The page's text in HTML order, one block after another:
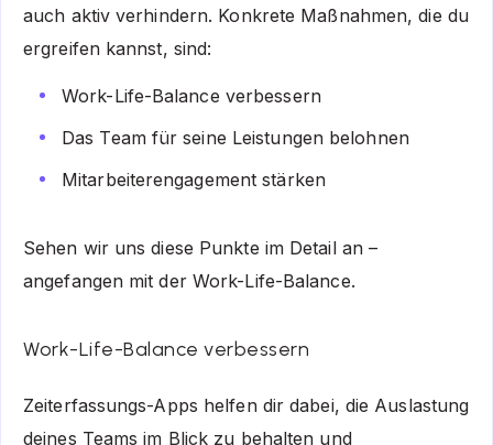
auch aktiv verhindern. Konkrete Maßnahmen, die du
ergreifen kannst, sind:
Work-Life-Balance verbessern
Das Team für seine Leistungen belohnen
Mitarbeiterengagement stärken
Sehen wir uns diese Punkte im Detail an –
angefangen mit der Work-Life-Balance.
Work-Life-Balance verbessern
Zeiterfassungs-Apps helfen dir dabei, die Auslastung
deines Teams im Blick zu behalten und